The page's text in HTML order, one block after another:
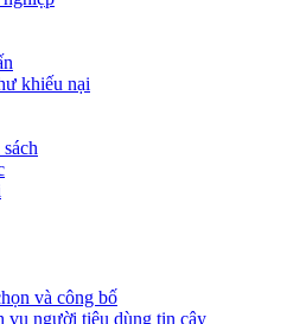
khiếu nại
và công bố
vụ người tiêu dùng tin cậy